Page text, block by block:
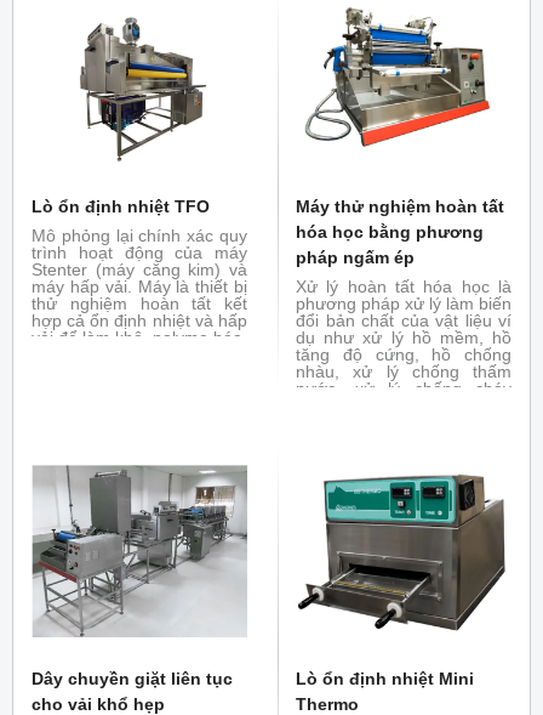
Lò ổn định nhiệt TFO
Mô phỏng lại chính xác quy
trình hoạt động của máy
Stenter (máy căng kim) và
máy hấp vải. Máy là thiết bị
thử nghiệm hoàn tất kết
hợp cả ổn định nhiệt và hấp
vải để làm khô, polyme hóa,
Máy thử nghiệm hoàn tất
hóa học bằng phương
pháp ngấm ép
Xử lý hoàn tất hóa học là
phương pháp xử lý làm biến
đổi bản chất của vật liệu ví
dụ như xử lý hồ mềm, hồ
tăng độ cứng, hồ chống
nhàu, xử lý chống thấm
nước, xử lý chống cháy
biến đổi tính chất của vải
dưới tác dụng của hóa chất
Dây chuyền giặt liên tục
cho vải khổ hẹp
Lò ổn định nhiệt Mini
Thermo